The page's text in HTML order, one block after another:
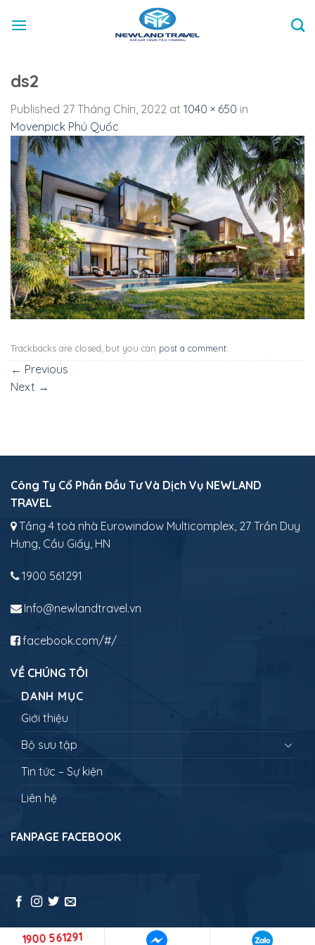
ds2
Published 27 Tháng Chín, 2022 at 1040 × 650 in
Movenpick Phú Quốc
Trackbacks are closed, but you can post a comment
← Previous
Next →
Công Ty Cổ Phần Đầu Tư Và Dịch Vụ NEWLAND
TRAVEL
Tầng 4 toà nhà Eurowindow Multicomplex, 27 Trần Duy
Hưng, Cầu Giấy, HN
1900 561291
Info@newlandtravel.vn
facebook.com/#/
VỀ CHÚNG TÔI
DANH MỤC
Giới thiệu
Bộ sưu tập
Tin tức – Sự kiện
Liên hệ
FANPAGE FACEBOOK
1900 561291